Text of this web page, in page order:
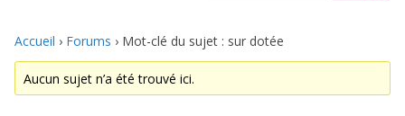
Accueil › Forums › Mot-clé du sujet : sur dotée
Aucun sujet n’a été trouvé ici.